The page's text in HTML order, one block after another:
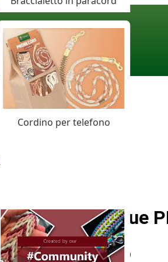
Cordino per telefono
Electric Blue
Articolo# MT010969